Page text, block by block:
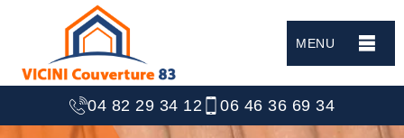
MENU
04 82 29 34 12 06 46 36 69 34